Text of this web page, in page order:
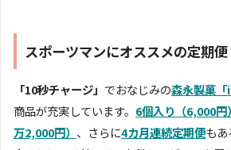
スポーツマンにオススメの定期便
「10秒チャージ」 でおなじみの森永製菓「
商品が充実しています。 6個入り（6,000円）
万2,000円） 、さらに4カ月連続定期便もあ